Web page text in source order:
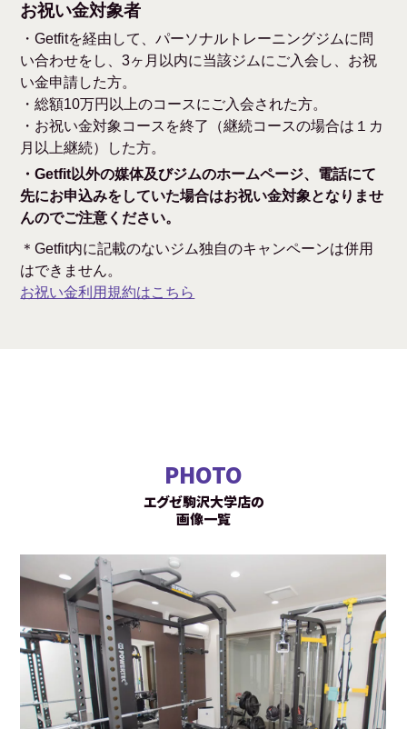
お祝い金対象者
・Getfitを経由して、パーソナルトレーニングジムに問
い合わせをし、3ヶ月以内に当該ジムにご入会し、お祝
い金申請した方。
・総額10万円以上のコースにご入会された方。
・お祝い金対象コースを終了（継続コースの場合は１カ
月以上継続）した方。
・Getfit以外の媒体及びジムのホームページ、電話にて
先にお申込みをしていた場合はお祝い金対象となりませ
んのでご注意ください。
＊Getfit内に記載のないジム独自のキャンペーンは併用
はできません。
お祝い金利用規約はこちら
PHOTO
エグゼ駒沢大学店の
画像一覧